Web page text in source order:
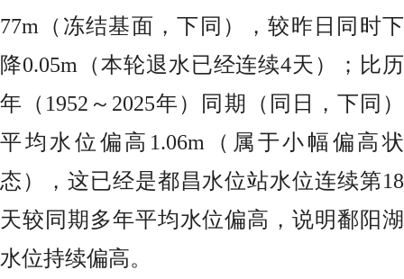
77m（冻结基面，下同），较昨日同时下
降0.05m（本轮退水已经连续4天）；比历
年（1952～2025年）同期（同日，下同）
平均水位偏高1.06m（属于小幅偏高状
态），这已经是都昌水位站水位连续第18
天较同期多年平均水位偏高，说明鄱阳湖
水位持续偏高。